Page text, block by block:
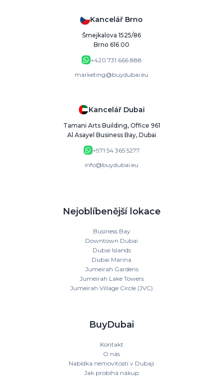
Kancelář Brno
Šmejkalova 1525/86
Brno 616 00
+420 731 666 888
marketing@buydubai.eu
Kancelář Dubai
Tamani Arts Building, Office 961
Al Asayel Business Bay, Dubai
+971 54 365 5277
info@buydubai.eu
Nejoblíbenější lokace
Business Bay
Downtown Dubai
Dubai Islands
Dubai Marina
Jumeirah Gardens
Jumeirah Lake Towers
Jumeirah Village Circle (JVC)
BuyDubai
Kontakt
O nás
Nabídka nemovitostí v Dubaji
Jak probíhá nákup